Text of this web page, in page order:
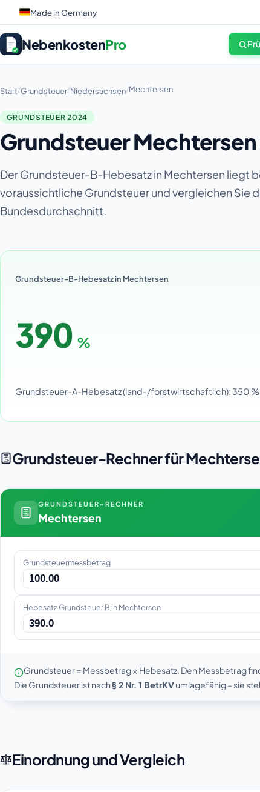
Made in Germany
NebenkostenPro
Start/Grundsteuer/Niedersachsen/Mechtersen
GRUNDSTEUER 2024
Grundsteuer
Der Grundsteuer-B-Hebesatz in Mechtersen liegt
voraussichtliche Grundsteuer und vergleichen Sie
Bundesdurchschnitt.
Grundsteuer-B-Hebesatz in Mechtersen
390 %
Grundsteuer-A-Hebesatz (land-/forstwirtschaftlich): 350 %
Grundsteuer-Rechner für
GRUNDSTEUER-RECHNER
Mechtersen
Grundsteuermessbetrag
Hebesatz Grundsteuer B in Mechtersen
Grundsteuer = Messbetrag × Hebesatz. Den Messbetrag
Die Grundsteuer ist nach§ 2 Nr. 1 BetrKVumlagefähig – sie
Einordnung und Vergleich